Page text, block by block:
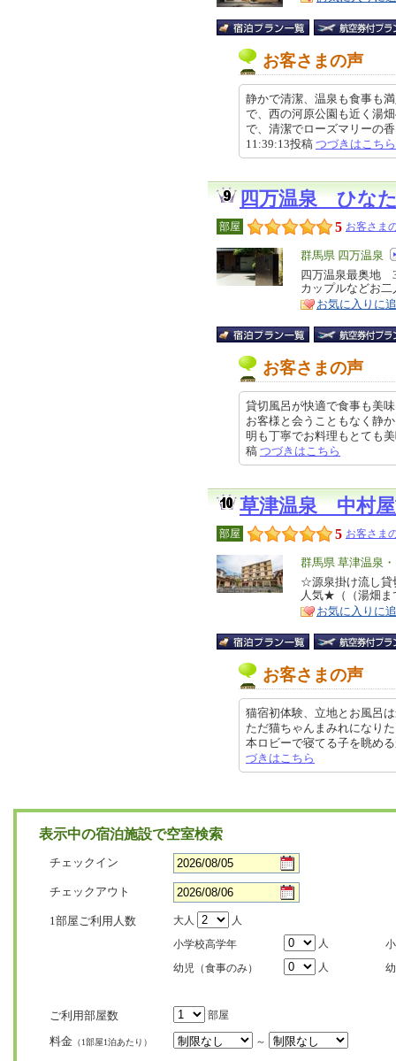
お客さまの声
静かで清潔、温泉も食事も
で、西の河原公園も近く湯
で、清潔でローズマリーの
11:39:13投稿 つづきはこちら
四万温泉 ひな
部屋 5 お客さま
エ
リ
ア
群馬県 四万温泉
特
徴
四万温泉最奥地
カップルなどお
お気に入りに
お客さまの声
貸切風呂が快適で食事も美
お客様と会うこともなく静
明も丁寧でお料理もとても
稿 つづきはこちら
草津温泉 中村屋
部屋 5 お客さま
エ
リ
ア
群馬県 草津温泉
特
徴
☆源泉掛け流し貸
人気★（（湯畑ま
お気に入りに
お客さまの声
猫宿初体験、立地とお風呂
ただ猫ちゃんまみれになり
本ロビーで寝てる子を眺め
づきはこちら
表示中の宿泊施設で空室検索
チェックイン
チェックアウト
1部屋ご利用人数 大人
人
小学校高学年
人
幼児（食事のみ）
人
ご利用部屋数 部屋
料金 （1部屋1泊あたり） ～